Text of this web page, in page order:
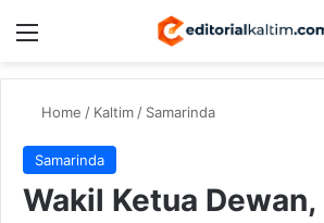
Menu
Home / Kaltim/ Samarinda
Samarinda
Wakil Ketua Dewan,